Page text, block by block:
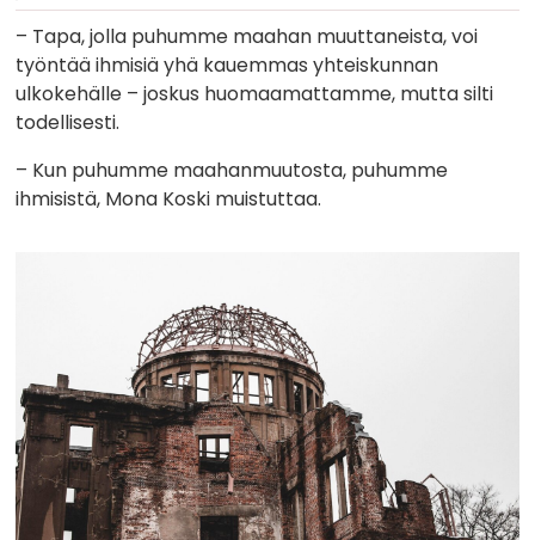
– Tapa, jolla puhumme maahan muuttaneista, voi
työntää ihmisiä yhä kauemmas yhteiskunnan
ulkokehälle – joskus huomaamattamme, mutta silti
todellisesti.
– Kun puhumme maahanmuutosta, puhumme
ihmisistä, Mona Koski muistuttaa.